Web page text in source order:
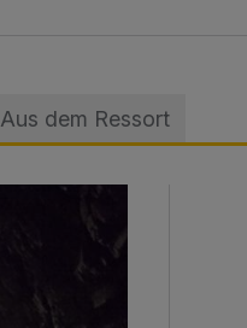
Aus dem Ressort